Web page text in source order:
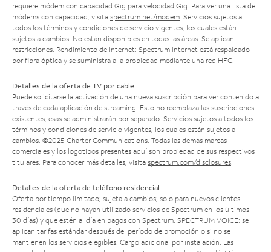
requiere módem con capacidad Gig para velocidad Gig. Para ver una lista de
módems con capacidad, visita spectrum.net/modem . Servicios sujetos a
todos los términos y condiciones de servicio vigentes, los cuales están
sujetos a cambios. No están disponibles en todas las áreas. Se aplican
restricciones. Rendimiento de Internet: Spectrum Internet está respaldado
por fibra óptica y se suministra a la propiedad mediante una red HFC.
Detalles de la oferta de TV por cable
Puede solicitarse la activación de una nueva suscripción para ver contenido a
través de cada aplicación de streaming. Esto no reemplaza las suscripciones
existentes; esas se administrarán por separado. Servicios sujetos a todos los
términos y condiciones de servicio vigentes, los cuales están sujetos a
cambios. ©2025 Charter Communications. Todas las demás marcas
comerciales y los logotipos presentes aquí son propiedad de sus respectivos
titulares. Para conocer más detalles, visita spectrum.com/disclosures
Detalles de la oferta de teléfono residencial
Oferta por tiempo limitado; sujeta a cambios; solo para nuevos clientes
residenciales (que no hayan utilizado servicios de Spectrum en los últimos
30 días) y que estén al día en pagos con Spectrum. SPECTRUM VOICE: se
aplican tarifas estándar después del período de promoción o si no se
mantienen los servicios elegibles. Cargo adicional por instalación. Las